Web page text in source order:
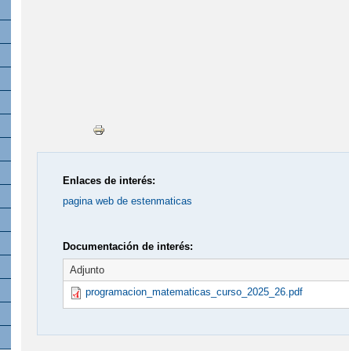
Enlaces de interés:
pagina web de estenmaticas
Documentación de interés:
Adjunto
programacion_matematicas_curso_2025_26.pdf